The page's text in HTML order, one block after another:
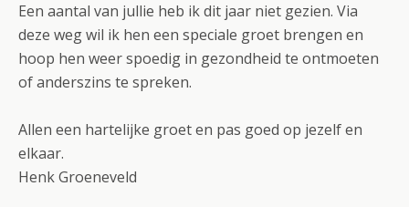
Een aantal van jullie heb ik dit jaar niet gezien. Via
deze weg wil ik hen een speciale groet brengen en
hoop hen weer spoedig in gezondheid te ontmoeten
of anderszins te spreken.
Allen een hartelijke groet en pas goed op jezelf en
elkaar.
Henk Groeneveld